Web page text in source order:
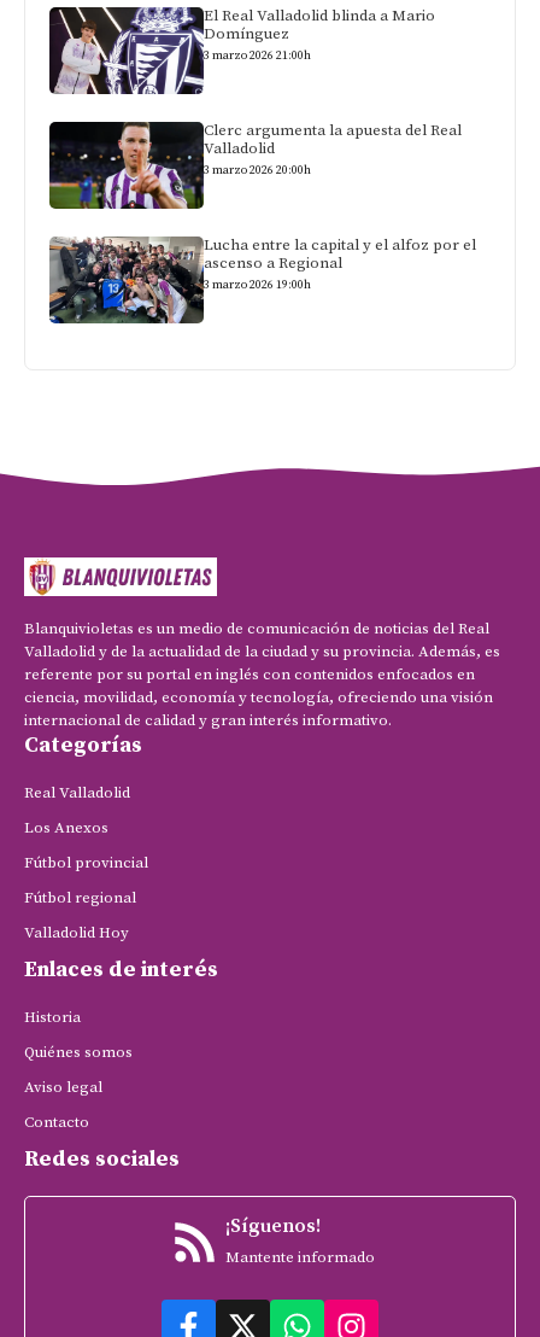
El Real Valladolid blinda a Mario
Domínguez
3 marzo 2026 21:00h
Clerc argumenta la apuesta del Real
Valladolid
3 marzo 2026 20:00h
Lucha entre la capital y el alfoz por el
ascenso a Regional
3 marzo 2026 19:00h
Blanquivioletas es un medio de comunicación de noticias del Real
Valladolid y de la actualidad de la ciudad y su provincia. Además, es
referente por su portal en inglés con contenidos enfocados en
ciencia, movilidad, economía y tecnología, ofreciendo una visión
internacional de calidad y gran interés informativo.
Categorías
Real Valladolid
Los Anexos
Fútbol provincial
Fútbol regional
Valladolid Hoy
Enlaces de interés
Historia
Quiénes somos
Aviso legal
Contacto
Redes sociales
¡Síguenos!
Mantente informado